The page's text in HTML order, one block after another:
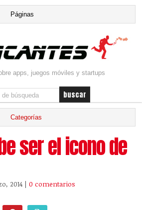
apps, juegos móviles y startups
ser el icono de
2014 |0 comentarios